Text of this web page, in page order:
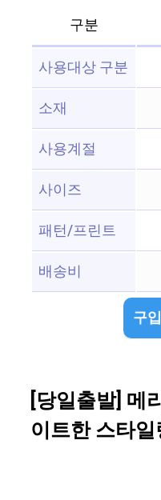
구분
사용대상 구분
소재
사용계절
사이즈
패턴/프린트
배송비
구
[당일출발] 메
이트한 스타